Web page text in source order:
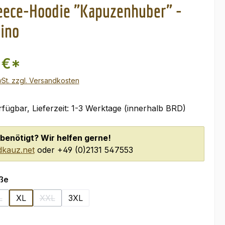
Hoodie "Kapuzenhuber" -
€*
zzgl. Versandkosten
Lieferzeit: 1-3 Werktage (innerhalb BRD)
Wir helfen gerne!
oder +49 (0)2131 547553
auswählen
Option ist zurzeit nicht verfügbar.)
XL XXL
(Diese Option ist zurzeit nicht verfügbar.)
3XL